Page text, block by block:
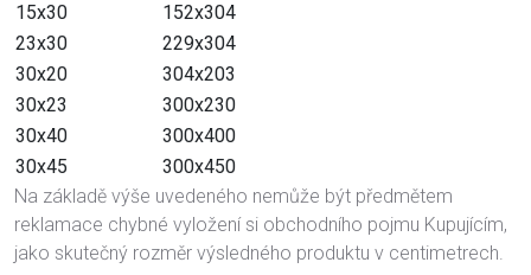
15x30
152x304
23x30
229x304
30x20
304x203
30x23
300x230
30x40
300x400
30x45
300x450
Na základě výše uvedeného nemůže být předmětem
reklamace chybné vyložení si obchodního pojmu Kupujícím,
jako skutečný rozměr výsledného produktu v centimetrech.